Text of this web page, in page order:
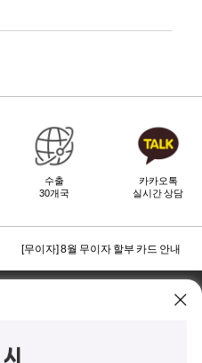
수출
30개국
카카오톡
실시간 상담
[무이자] 8월 무이자 할부 카드 안내
신고 제2014-서울강남-03442호